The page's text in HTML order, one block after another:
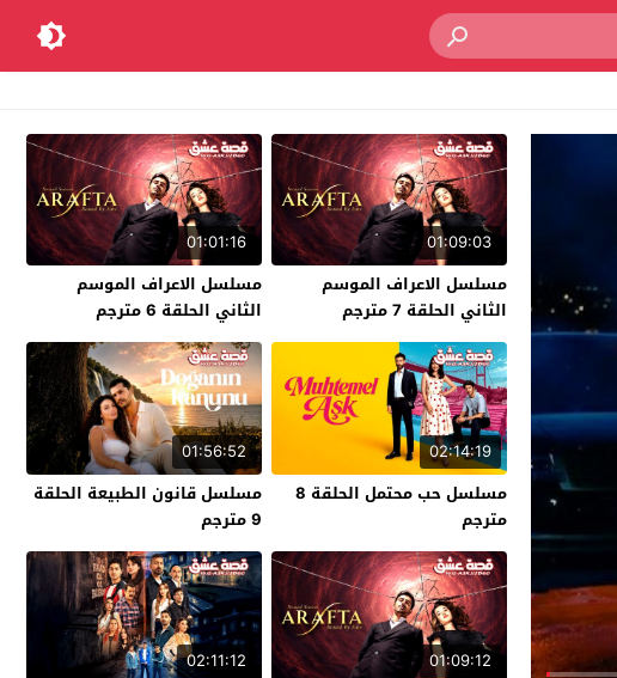
01:09:03
مسلسل الاعراف الموسم
الثاني الحلقة 7 مترجم
01:01:16
مسلسل الاعراف الموسم
الثاني الحلقة 6 مترجم
02:14:19
مسلسل حب محتمل الحلقة 8
مترجم
01:56:52
مسلسل قانون الطبيعة الحلقة
9 مترجم
01:09:12
02:11:12